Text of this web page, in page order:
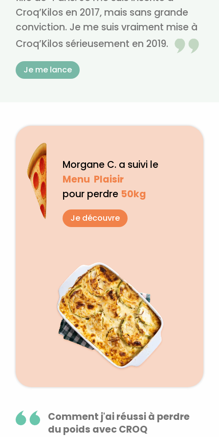
Croq’Kilos en 2017, mais sans grande
conviction. Je me suis vraiment mise à
Croq’Kilos sérieusement en 2019.
Je me lance
Morgane C. a suivi le
Menu Plaisir
pour perdre 50kg
Je découvre
Comment j'ai réussi à perdre
du poids avec CROQ